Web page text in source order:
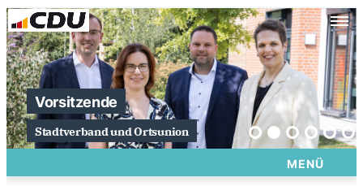
Vorsitzende
Stadtverband und Ortsunion
MENÜ